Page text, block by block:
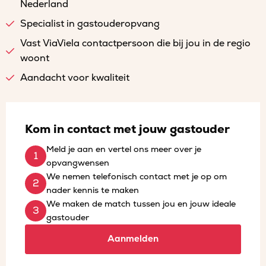
Nederland
Specialist in gastouderopvang
Vast ViaViela contactpersoon die bij jou in de regio
woont
Aandacht voor kwaliteit
Kom in contact met jouw gastouder
Meld je aan en vertel ons meer over je
opvangwensen
We nemen telefonisch contact met je op om
nader kennis te maken
We maken de match tussen jou en jouw ideale
gastouder
Aanmelden